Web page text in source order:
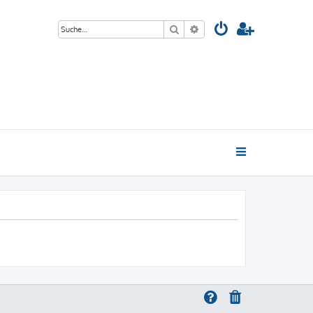
Suche Erweiterte Suche